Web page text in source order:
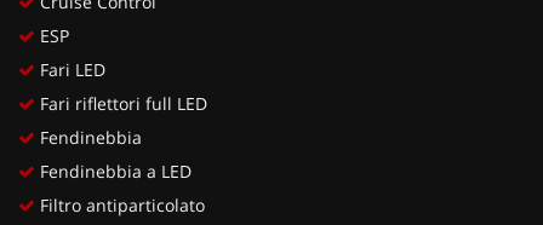
ESP
Fari LED
Fari riflettori full LED
Fendinebbia
Fendinebbia a LED
Filtro antiparticolato